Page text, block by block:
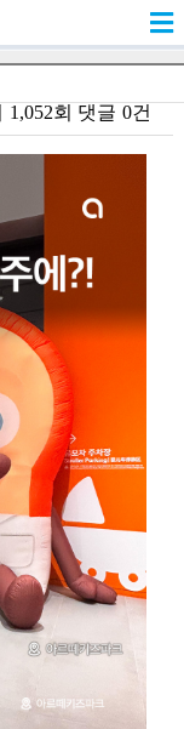
1,052회 댓글 0건